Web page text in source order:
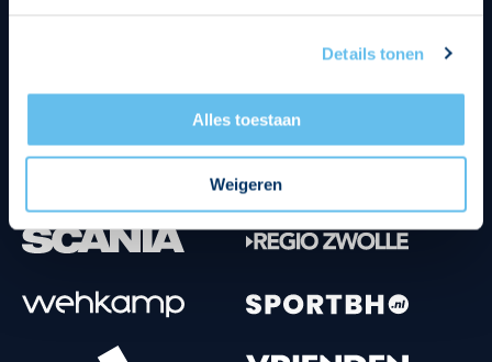
Details tonen
Alles toestaan
Weigeren